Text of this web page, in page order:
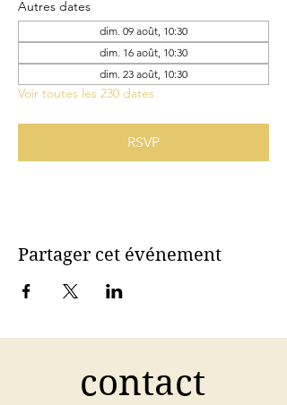
Autres dates
dim. 09 août, 10:30
dim. 16 août, 10:30
dim. 23 août, 10:30
Voir toutes les 230 dates
RSVP
Partager cet événement
contact